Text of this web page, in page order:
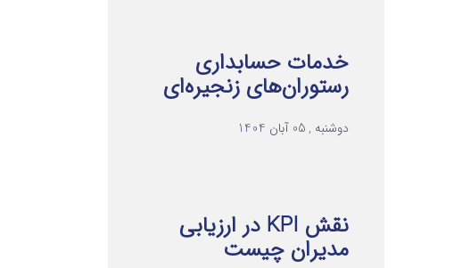
خدمات حسابداری
رستوران‌های زنجیره‌ای
دوشنبه , 05 آبان 1404
نقش KPI در ارزیابی
مدیران چیست